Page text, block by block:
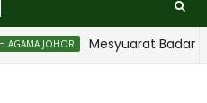
JOHOR Mesyuarat Badan